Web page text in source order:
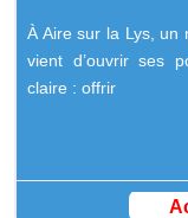
À Aire sur la Lys, un
vient d’ouvrir ses
claire : offrir